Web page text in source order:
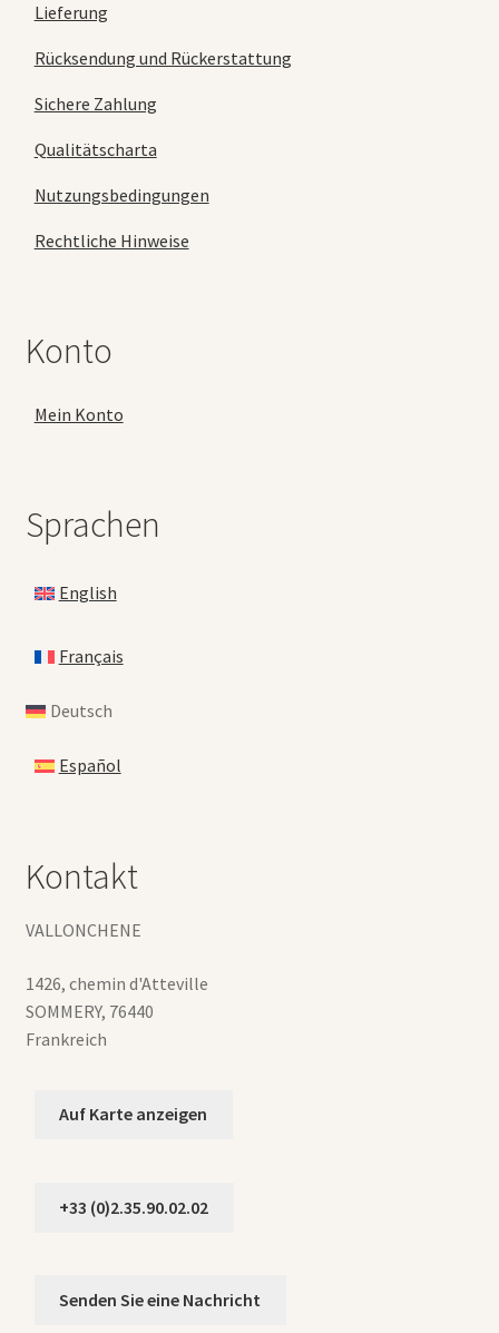
Lieferung
Rücksendung und Rückerstattung
Sichere Zahlung
Qualitätscharta
Nutzungsbedingungen
Rechtliche Hinweise
Konto
Mein Konto
Sprachen
English
Français
Deutsch
Español
Kontakt
VALLONCHENE
1426, chemin d'Atteville
SOMMERY, 76440
Frankreich
Auf Karte anzeigen
+33 (0)2.35.90.02.02
Senden Sie eine Nachricht